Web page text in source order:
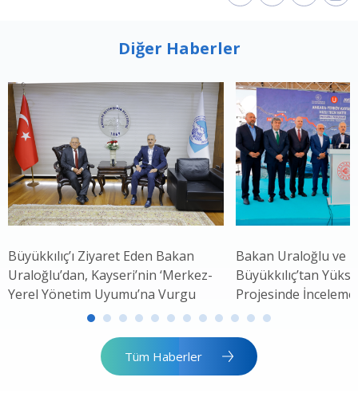
Diğer Haberler
Büyükkılıç’ı Ziyaret Eden Bakan
Uraloğlu’dan, Kayseri’nin ‘Merkez-
Yerel Yönetim Uyumu’na Vurgu
Bakan Uraloğlu ve
Büyükkılıç’tan
Projesinde İnceleme
Tüm Haberler